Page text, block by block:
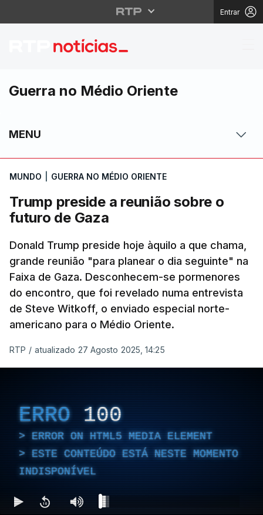
Entrar
Trump preside a
Guerra no Médio Oriente
MENU
MUNDO GUERRA NO MÉDIO ORIENTE
Trump preside a reunião sobre o
futuro de Gaza
Donald Trump preside hoje àquilo a que chama,
grande reunião "para planear o dia seguinte" na
Faixa de Gaza. Desconhecem-se pormenores
do encontro, que foi revelado numa entrevista
de Steve Witkoff, o enviado especial norte-
americano para o Médio Oriente.
RTP / atualizado 27 Agosto 2025, 14:25
ERRO 100
ERROR ON HTML5 MEDIA ELEMENT
ESTE CONTEÚDO ESTÁ NESTE MOMENTO
INDISPONÍVEL